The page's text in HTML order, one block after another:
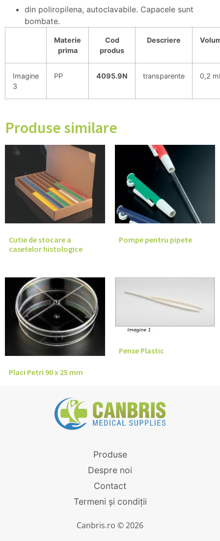
din poliropilena, autoclavabile. Capacele sunt
bombate.
Materie
prima
Cod
produs
Descriere
Imagine
3
PP 4095.9N transparente 0,2 ml
Produse similare
Cutie de stocare a
casetelor histologice
Pompe pentru pipete
Placi Petri 90 x 25 mm
Pense Plastic
Produse
Despre noi
Contact
Termeni și condiții
Canbris.ro © 2026